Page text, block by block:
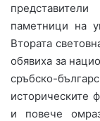
паметници на
Втората
обявиха за
сръбско-
историческите
и повече